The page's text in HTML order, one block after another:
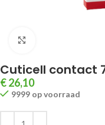
Cuticell contact
€26,10
9999 op voorraad